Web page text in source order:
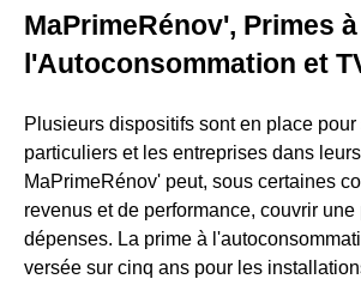
MaPrimeRénov', Primes à
l'Autoconsommation et
Plusieurs dispositifs sont en place
particuliers et les entreprises dans
MaPrimeRénov' peut, sous certaines
revenus et de performance, couvrir une
dépenses. La prime à
versée sur cinq ans pour les